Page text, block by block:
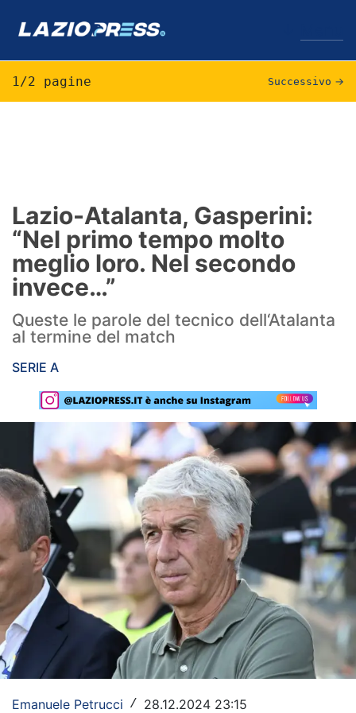
Formello
Infortuni
Primavera
Calciomercato
Lazio Women
Rassegna Lazio
Social
Calcio
Serie A
Champions League
Europa League
Altri Sport
Formula 1
Tennis
1/2 pagine Successivo →
Lazio-Atalanta, Gasperini:
“Nel primo tempo molto
meglio loro. Nel secondo
invece…”
Queste le parole del tecnico dell‘Atalanta
al termine del match
SERIE A
Emanuele Petrucci / 28.12.2024 23:15